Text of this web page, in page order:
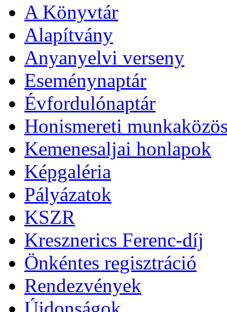
A Könyvtár
Alapítvány
Anyanyelvi verseny
Eseménynaptár
Évfordulónaptár
Honismereti
Kemenesaljai honlapok
Képgaléria
Pályázatok
KSZR
Kresznerics Ferenc-díj
Önkéntes regisztráció
Rendezvények